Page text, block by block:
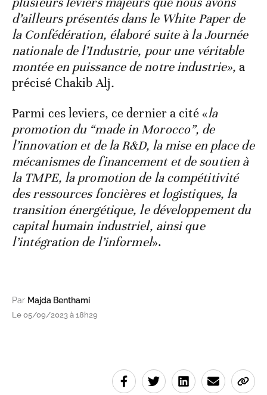
d’ailleurs présentés dans le White Paper de
la Confédération, élaboré suite à la Journée
nationale de l’Industrie, pour une véritable
montée en puissance de notre industrie»,a
précisé Chakib Alj.
Parmi ces leviers, ce dernier a cité «la
promotion du “made in Morocco”, de
l’innovation et de la R&D, la mise en place de
mécanismes de financement et de soutien à
la TMPE, la promotion de la compétitivité
des ressources foncières et logistiques, la
transition énergétique, le développement du
capital humain industriel, ainsi que
l’intégration de l’informel».
Par Majda Benthami
Le 05/09/2023 à 18h29